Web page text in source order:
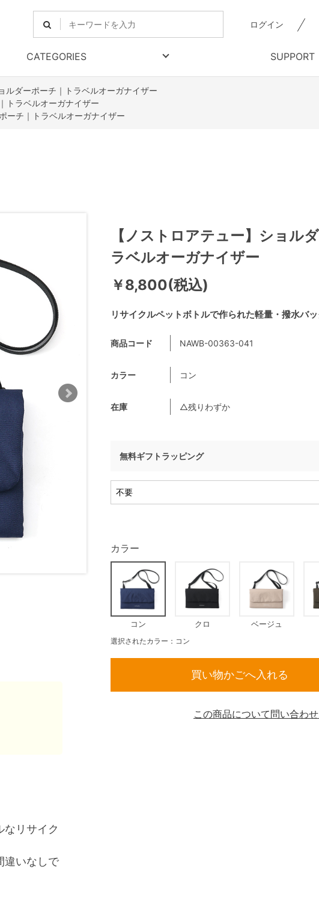
ログイン
CATEGORIES SUPPORT
ルダーポーチ｜トラベルオーガナイザー
トラベルオーガナイザー
ーチ｜トラベルオーガナイザー
なリサイク
違いなしで
リサイクルペットボトルで作られた軽量・撥水バ
【ノストロアテュー】ショル
ラベルオーガナイザー
￥8,800(税込)
商品コード NAWB-00363-041
カラー コン
在庫 △残りわずか
無料ギフトラッピング
カラー
コン クロ ベージュ
選択されたカラー：コン
買い物かごへ入れる
この商品について問い合わ